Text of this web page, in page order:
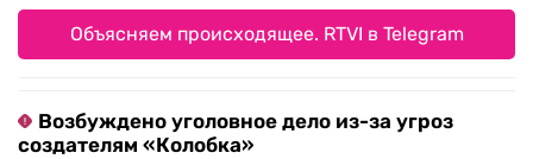
Объясняем происходящее. RTVI в Telegram
Возбуждено уголовное дело из-за угроз
создателям «Колобка»